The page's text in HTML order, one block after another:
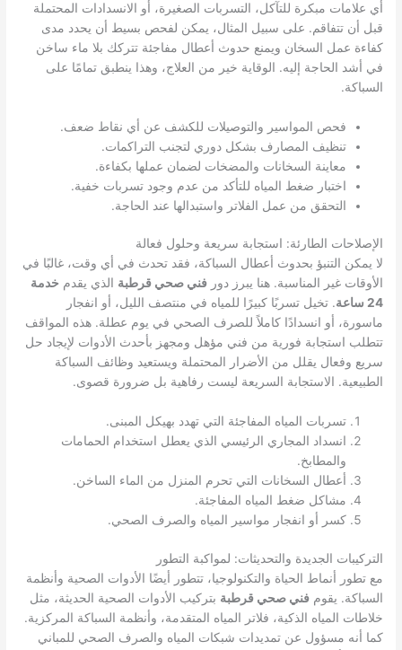
أي علامات مبكرة للتآكل، التسربات الصغيرة، أو الانسدادات المحتملة
قبل أن تتفاقم. على سبيل المثال، يمكن لفحص بسيط أن يحدد مدى
كفاءة عمل السخان ويمنع حدوث أعطال مفاجئة تتركك بلا ماء ساخن
في أشد الحاجة إليه. الوقاية خير من العلاج، وهذا ينطبق تمامًا على
السباكة.
فحص المواسير والتوصيلات للكشف عن أي نقاط ضعف.
تنظيف المصارف بشكل دوري لتجنب التراكمات.
معاينة السخانات والمضخات لضمان عملها بكفاءة.
اختبار ضغط المياه للتأكد من عدم وجود تسربات خفية.
التحقق من عمل الفلاتر واستبدالها عند الحاجة.
الإصلاحات الطارئة: استجابة سريعة وحلول فعالة
لا يمكن التنبؤ بحدوث أعطال السباكة، فقد تحدث في أي وقت، غالبًا في
الأوقات غير المناسبة. هنا يبرز دورفني صحي قرطبة الذي يقدم خدمة
24 ساعة
. تخيل تسربًا كبيرًا للمياه في منتصف الليل، أو انفجار
ماسورة، أو انسدادًا كاملاً للصرف الصحي في يوم عطلة. هذه المواقف
تتطلب استجابة فورية من فني مؤهل ومجهز بأحدث الأدوات لإيجاد حل
سريع وفعال يقلل من الأضرار المحتملة ويستعيد وظائف السباكة
الطبيعية. الاستجابة السريعة ليست رفاهية بل ضرورة قصوى.
تسربات المياه المفاجئة التي تهدد بهيكل المبنى.
انسداد المجاري الرئيسي الذي يعطل استخدام الحمامات
والمطابخ.
أعطال السخانات التي تحرم المنزل من الماء الساخن.
مشاكل ضغط المياه المفاجئة.
كسر أو انفجار مواسير المياه والصرف الصحي.
التركيبات الجديدة والتحديثات: لمواكبة التطور
مع تطور أنماط الحياة والتكنولوجيا، تتطور أيضًا الأدوات الصحية وأنظمة
السباكة. يقومفني صحي قرطبة بتركيب الأدوات الصحية الحديثة، مثل
خلاطات المياه الذكية، فلاتر المياه المتقدمة، وأنظمة السباكة المركزية.
كما أنه مسؤول عن تمديدات شبكات المياه والصرف الصحي للمباني